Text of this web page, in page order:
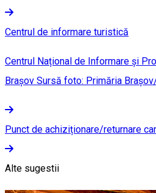
Centrul de informare turistică
Centrul Național de Informare și
Brașov Sursă foto: Primăria
Punct de achiziționare/returnare
Alte sugestii